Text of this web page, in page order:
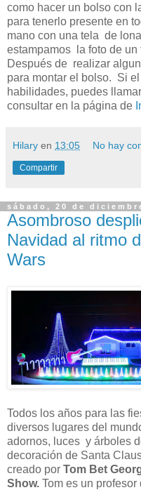
como hacer un bolso con
para tenerlo presente en
mano con una tela de
estampamos la foto de
Después de realizar
para montar el bolso. Si
habilidades, puedes
consultar en la página de
Hilary en 13:05 No hay
Compartir
sábado, 20 de
Asombroso
Navidad al ritmo
Wars
Todos los años para las
diversos lugares del
adornos, luces y árboles
decoración de Santa
creado por Tom Bet
Show. Tom es un profesor